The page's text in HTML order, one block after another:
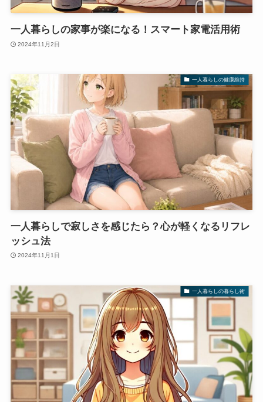
一人暮らしの家事が楽になる！スマート家電活用術
2024年11月2日
一人暮らしの健康維持
一人暮らしで寂しさを感じたら？心が軽くなるリフレ
ッシュ法
2024年11月1日
一人暮らしの暮らし術